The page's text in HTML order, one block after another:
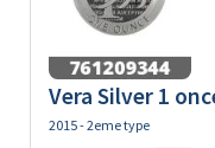
Vera Silver 1
2015 - 2eme type